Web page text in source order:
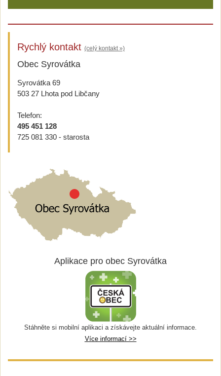
Rychlý kontakt (celý kontakt »)
Obec Syrovátka
Syrovátka 69
503 27 Lhota pod Libčany
Telefon:
495 451 128
725 081 330 - starosta
Aplikace pro obec Syrovátka
Stáhněte si mobilní aplikaci a získávejte aktuální informace.
Více informací >>